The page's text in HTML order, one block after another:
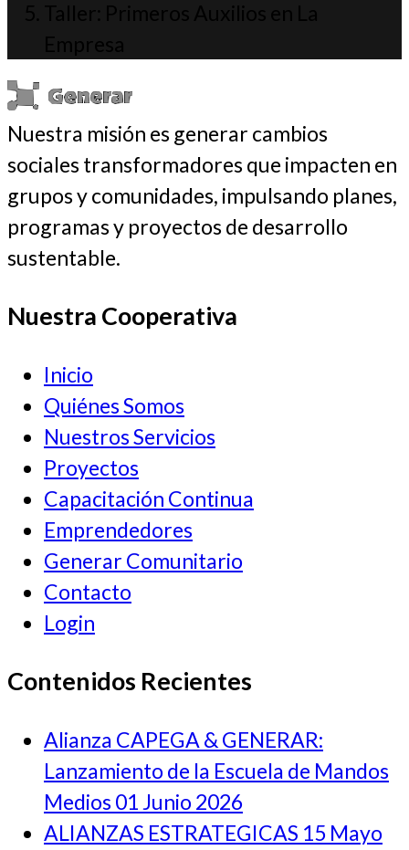
Nuestra misión es generar cambios
sociales transformadores que impacten en
grupos y comunidades, impulsando planes,
programas y proyectos de desarrollo
sustentable.
Nuestra Cooperativa
Inicio
Quiénes Somos
Nuestros Servicios
Proyectos
Capacitación Continua
Emprendedores
Generar Comunitario
Contacto
Login
Contenidos Recientes
Alianza CAPEGA & GENERAR:
Lanzamiento de la Escuela de Mandos
Medios 01 Junio 2026
ALIANZAS ESTRATEGICAS 15 Mayo